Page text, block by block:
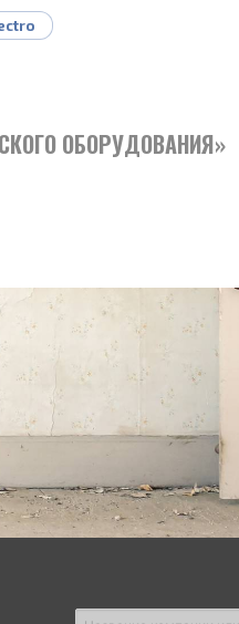
ОБОРУДОВАНИЯ»